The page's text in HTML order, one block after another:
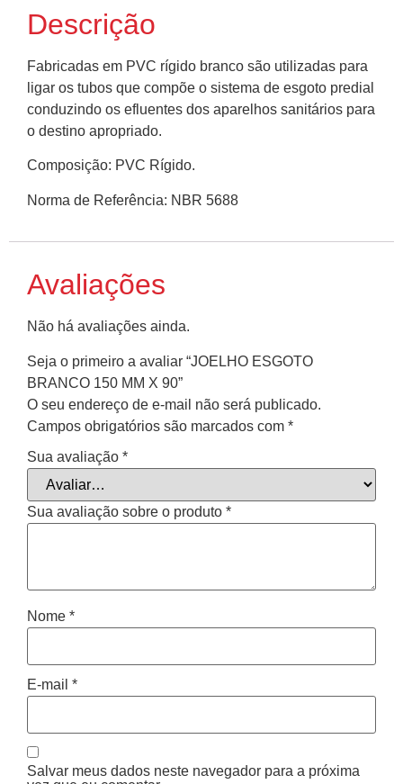
Descrição
Fabricadas em PVC rígido branco são utilizadas para
ligar os tubos que compõe o sistema de esgoto predial
conduzindo os efluentes dos aparelhos sanitários para
o destino apropriado.
Composição: PVC Rígido.
Norma de Referência: NBR 5688
Avaliações
Não há avaliações ainda.
Seja o primeiro a avaliar “JOELHO ESGOTO
BRANCO 150 MM X 90”
O seu endereço de e-mail não será publicado.
Campos obrigatórios são marcados com *
Sua avaliação *
Sua avaliação sobre o produto *
Nome *
E-mail *
Salvar meus dados neste navegador para a próxima